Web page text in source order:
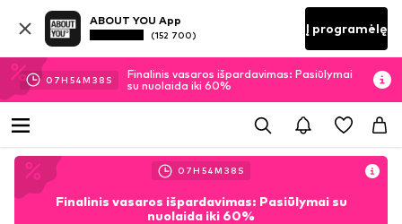
ABOUT YOU App
(152 700) Į programėlę
07H 54M 36 S
Finalinis vasaros išpardavimas: Pasiūlymai
su nuolaida iki 60%
07H 54M 36 S
Finalinis vasaros išpardavimas: Pasiūlymai su
nuolaida iki 60%